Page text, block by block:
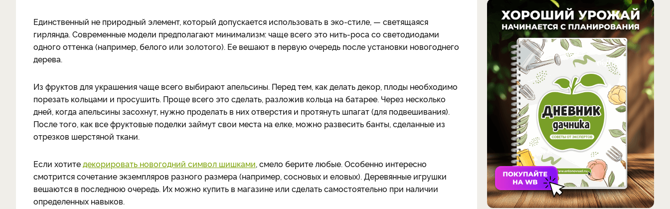
Единственный не природный элемент, который допускается использовать в эко-стиле, — светящаяся
гирлянда. Современные модели предполагают минимализм: чаще всего это нить-роса со светодиодами
одного оттенка (например, белого или золотого). Ее вешают в первую очередь после установки новогоднего
дерева.
Из фруктов для украшения чаще всего выбирают апельсины. Перед тем, как делать декор, плоды необходимо
порезать кольцами и просушить. Проще всего это сделать, разложив кольца на батарее. Через несколько
дней, когда апельсины засохнут, нужно проделать в них отверстия и протянуть шпагат (для подвешивания).
После того, как все фруктовые поделки займут свои места на елке, можно развесить банты, сделанные из
отрезков шерстяной ткани.
Если хотитедекорировать новогодний символ шишками, смело берите любые. Особенно интересно
смотрится сочетание экземпляров разного размера (например, сосновых и еловых). Деревянные игрушки
вешаются в последнюю очередь. Их можно купить в магазине или сделать самостоятельно при наличии
определенных навыков.